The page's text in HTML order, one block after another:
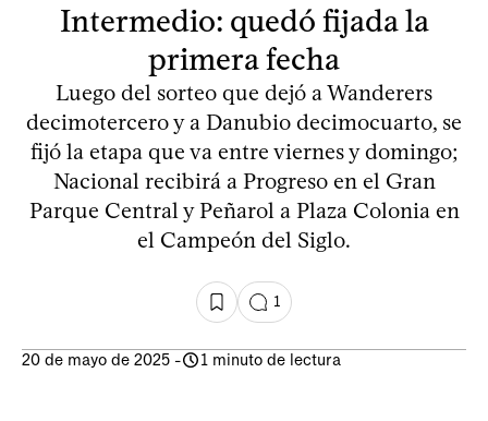
Intermedio: quedó fijada la
primera fecha
Luego del sorteo que dejó a Wanderers
decimotercero y a Danubio decimocuarto, se
fijó la etapa que va entre viernes y domingo;
Nacional recibirá a Progreso en el Gran
Parque Central y Peñarol a Plaza Colonia en
el Campeón del Siglo.
1
20 de mayo de 2025 - 1 minuto de lectura